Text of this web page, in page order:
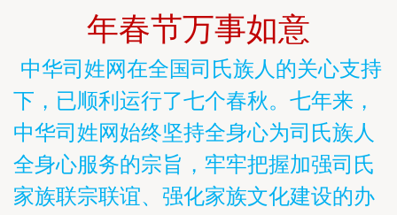
年春节万事如意
中华司姓网在全国司氏族人的关心支持
下，已顺利运行了七个春秋。七年来，
中华司姓网始终坚持全身心为司氏族人
全身心服务的宗旨，牢牢把握加强司氏
家族联宗联谊、强化家族文化建设的办